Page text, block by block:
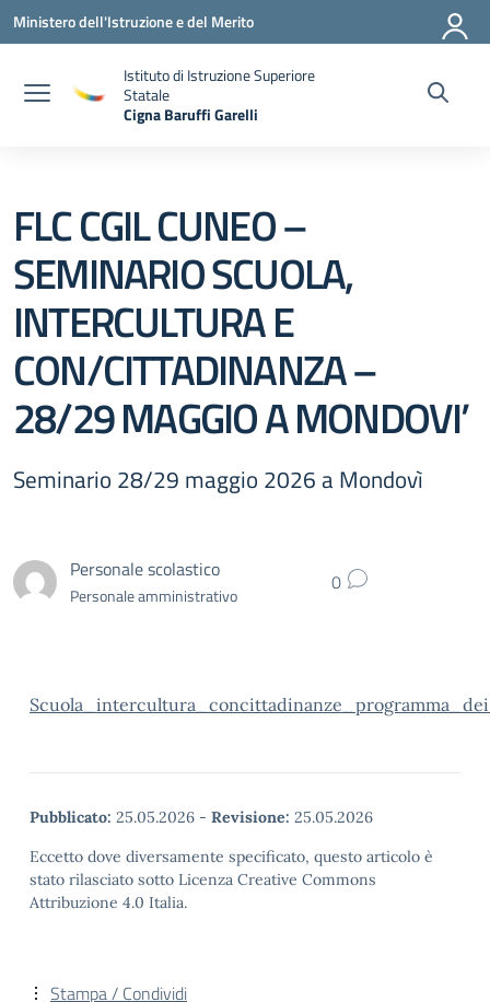
Vai ai contenuti
Vai al menu di navigazione
Vai al footer
Ministero dell'Istruzione e del Merito
Istituto di Istruzione Superiore
Statale
Cigna Baruffi Garelli
FLC CGIL CUNEO –
SEMINARIO SCUOLA,
INTERCULTURA E
CON/CITTADINANZA –
28/29 MAGGIO A MONDOVI’
Seminario 28/29 maggio 2026 a Mondovì
Personale scolastico
Personale amministrativo 0
Pubblicato: 25.05.2026 - Revisione: 25.05.2026
Eccetto dove diversamente specificato, questo articolo è
stato rilasciato sotto Licenza Creative Commons
Attribuzione 4.0 Italia.
Stampa / Condividi